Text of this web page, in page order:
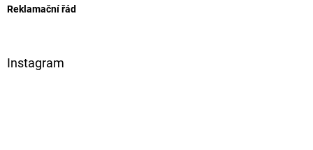
Reklamační řád
Instagram